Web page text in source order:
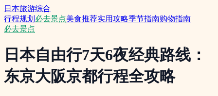
日本旅游综合
行程规划 必去景点美食推荐实用攻略季节指南购物指南
必去景点
日本自由行7天6夜经典路线：
东京大阪京都行程全攻略